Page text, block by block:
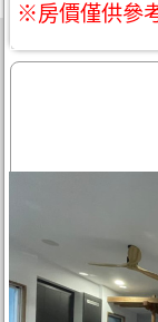
※房價僅供參